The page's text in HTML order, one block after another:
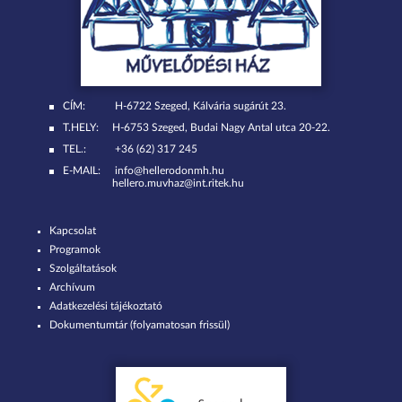
CÍM:
H-6722 Szeged, Kálvária sugárút 23.
T.HELY:
H-6753 Szeged, Budai Nagy Antal utca 20-22.
TEL.:
+36 (62) 317 245
E-MAIL:
info@hellerodonmh.hu
hellero.muvhaz@int.ritek.hu
Kapcsolat
Programok
Szolgáltatások
Archívum
Adatkezelési tájékoztató
Dokumentumtár (folyamatosan frissül)